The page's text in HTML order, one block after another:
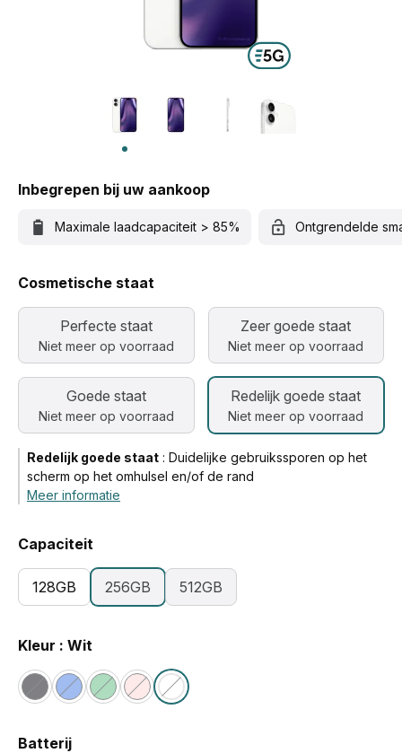
Inbegrepen bij uw aankoop
Maximale laadcapaciteit > 85% Ontgrendelde
Cosmetische staat
Perfecte staat
Niet meer op voorraad
Zeer goede staat
Niet meer op voorraad
Goede staat
Niet meer op voorraad
Redelijk goede staat
Niet meer op voorraad
Redelijk goede staat : Duidelijke gebruikssporen op het
scherm op het omhulsel en/of de rand
Meer informatie
Capaciteit
128GB 256GB 512GB
Kleur : Wit
Batterij